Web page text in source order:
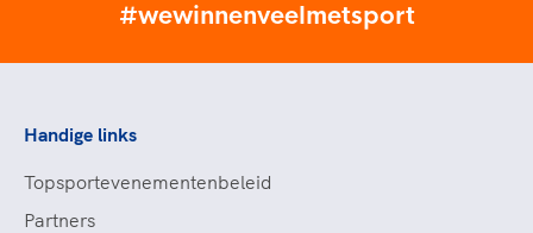
#wewinnenveelmetsport
Handige links
Topsportevenementenbeleid
Partners